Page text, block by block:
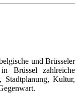
und Brüsseler
Brüssel zahlreiche
Stadtplanung, Kultur,